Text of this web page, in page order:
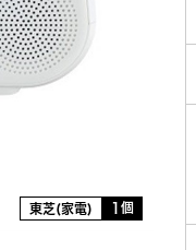
東芝(家電) 1個